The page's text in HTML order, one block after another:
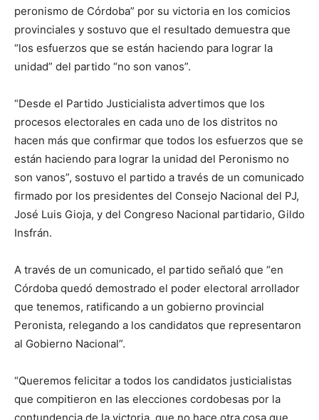
peronismo de Córdoba” por su victoria en los comicios
provinciales y sostuvo que el resultado demuestra que
“los esfuerzos que se están haciendo para lograr la
unidad” del partido “no son vanos”.
“Desde el Partido Justicialista advertimos que los
procesos electorales en cada uno de los distritos no
hacen más que confirmar que todos los esfuerzos que se
están haciendo para lograr la unidad del Peronismo no
son vanos”, sostuvo el partido a través de un comunicado
firmado por los presidentes del Consejo Nacional del PJ,
José Luis Gioja, y del Congreso Nacional partidario, Gildo
Insfrán.
A través de un comunicado, el partido señaló que “en
Córdoba quedó demostrado el poder electoral arrollador
que tenemos, ratificando a un gobierno provincial
Peronista, relegando a los candidatos que representaron
al Gobierno Nacional”.
“Queremos felicitar a todos los candidatos justicialistas
que compitieron en las elecciones cordobesas por la